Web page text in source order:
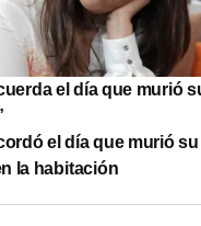
el día que murió
el día que murió
la habitación